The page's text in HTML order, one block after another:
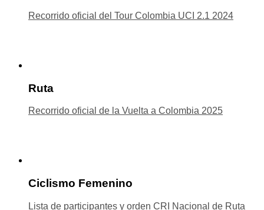
Recorrido oficial del Tour Colombia UCI 2.1 2024
Ruta
Recorrido oficial de la Vuelta a Colombia 2025
Ciclismo Femenino
Lista de participantes y orden CRI Nacional de Ruta